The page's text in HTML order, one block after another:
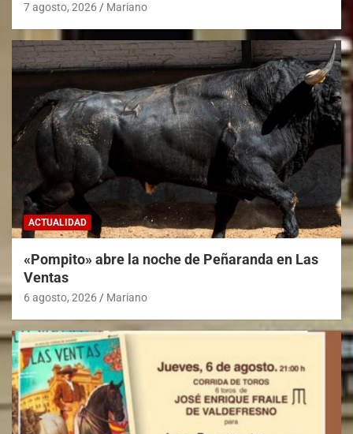
7 agosto, 2026 Mariano
ACTUALIDAD
«Pompito» abre la noche de Peñaranda en Las
Ventas
6 agosto, 2026 Mariano